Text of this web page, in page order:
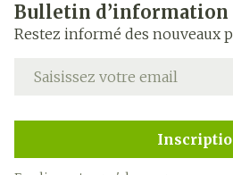
Bulletin d’information
Restez informé des nouveaux
Adresse mail